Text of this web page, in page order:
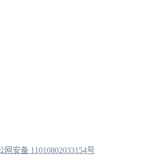
网安备 11010802033154号